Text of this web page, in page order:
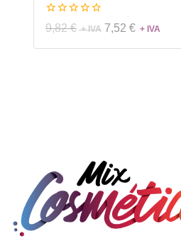
0
de
9,82€ 7,52 €